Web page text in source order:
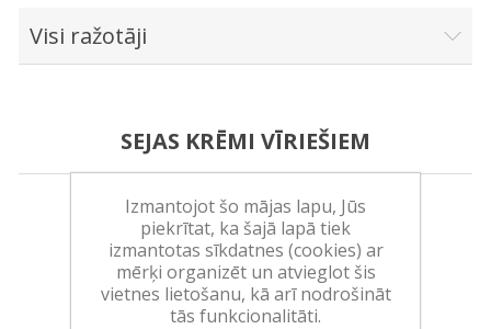
Visi ražotāji
SEJAS KRĒMI VĪRIEŠIEM
Izmantojot šo mājas lapu, Jūs
piekrītat, ka šajā lapā tiek
izmantotas sīkdatnes (cookies) ar
mērķi organizēt un atvieglot šis
vietnes lietošanu, kā arī nodrošināt
tās funkcionalitāti.